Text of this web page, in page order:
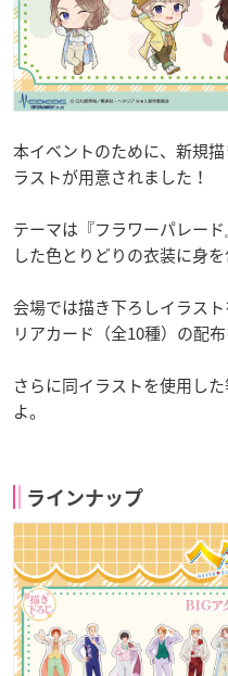
本イベントのために、新規
ラストが用意されました！
テーマは『フラワーパレー
した色とりどりの衣装に身
会場では描き下ろしイラス
リアカード（全10種）の配
さらに同イラストを使用し
よ。
ラインナップ